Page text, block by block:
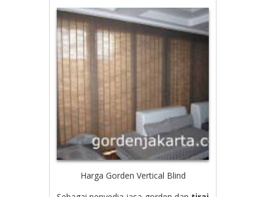
Harga Gorden Vertical Blind